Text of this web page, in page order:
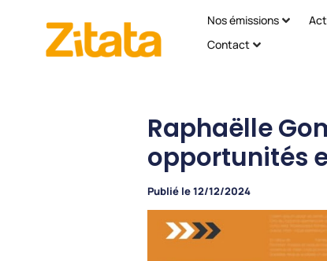
Nos émissions
Contact
Raphaëlle
opportunités
Publié le12/12/2024